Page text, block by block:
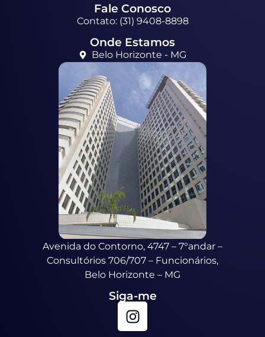
Fale Conosco
Contato: (31) 9408-8898
Onde Estamos
Belo Horizonte - MG
Avenida do Contorno, 4747 – 7°andar –
Consultórios 706/707 – Funcionários,
Belo Horizonte – MG
Siga-me